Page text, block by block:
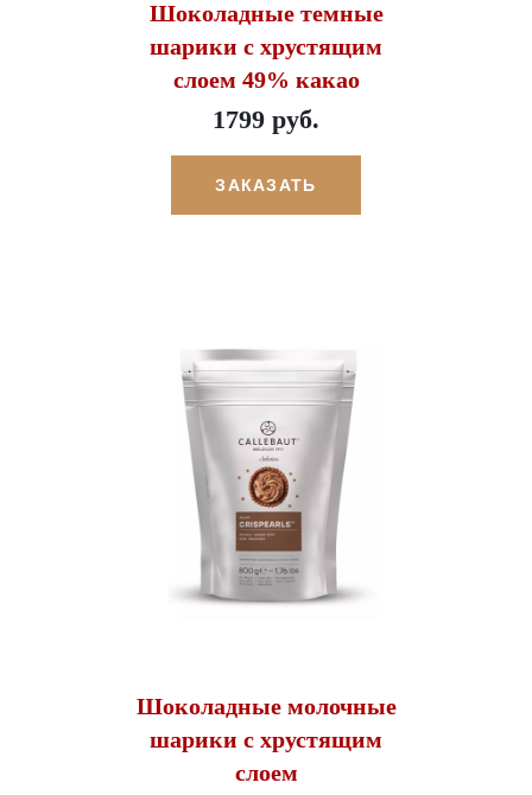
Шоколадные темные
шарики с хрустящим
слоем 49% какао
1799 руб.
ЗАКАЗАТЬ
Шоколадные молочные
шарики с хрустящим
слоем